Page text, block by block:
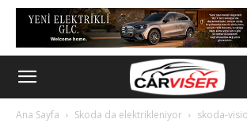
Ana Sayfa Skoda da elektrikleniyor skoda-